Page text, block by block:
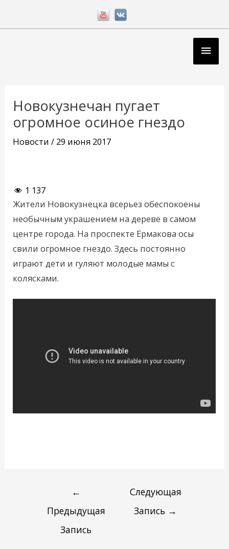
Новокузнечан пугает
огромное осиное гнездо
Новости / 29 июня 2017
1 137
Жители Новокузнецка всерьез обеспокоены
необычным украшением на дереве в самом
центре города. На проспекте Ермакова осы
свили огромное гнездо. Здесь постоянно
играют дети и гуляют молодые мамы с
колясками.
записям
←
Предыдущая
Запись
Следующая
Запись →